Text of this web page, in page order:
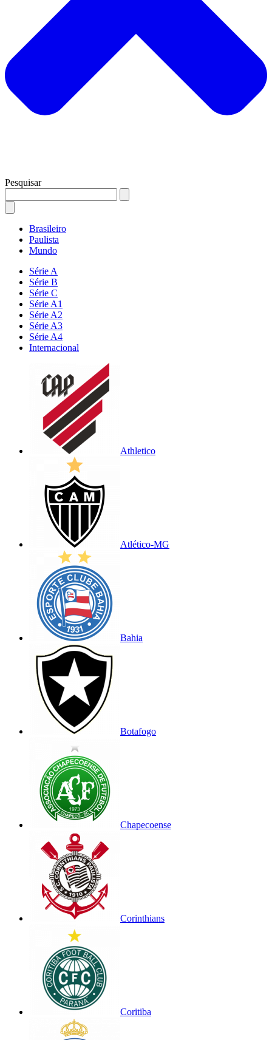
Pesquisar
Brasileiro
Paulista
Mundo
Série A
Série B
Série C
Série A1
Série A2
Série A3
Série A4
Internacional
Athletico
Atlético-MG
Bahia
Botafogo
Chapecoense
Corinthians
Coritiba